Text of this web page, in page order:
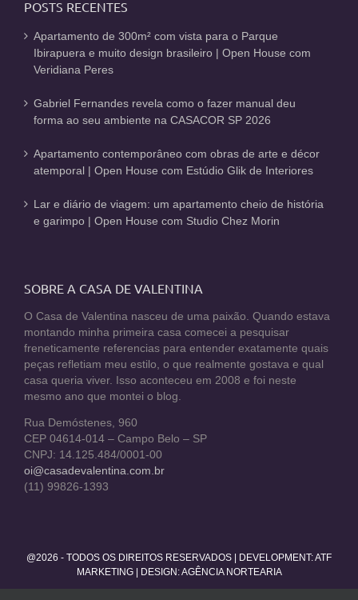
POSTS RECENTES
Apartamento de 300m² com vista para o Parque
Ibirapuera e muito design brasileiro | Open House com
Veridiana Peres
Gabriel Fernandes revela como o fazer manual deu
forma ao seu ambiente na CASACOR SP 2026
Apartamento contemporâneo com obras de arte e décor
atemporal | Open House com Estúdio Glik de Interiores
Lar e diário de viagem: um apartamento cheio de história
e garimpo | Open House com Studio Chez Morin
SOBRE A CASA DE VALENTINA
O Casa de Valentina nasceu de uma paixão. Quando estava
montando minha primeira casa comecei a pesquisar
freneticamente referencias para entender exatamente quais
peças refletiam meu estilo, o que realmente gostava e qual
casa queria viver. Isso aconteceu em 2008 e foi neste
mesmo ano que montei o blog.
Rua Demóstenes, 960
CEP 04614-014 – Campo Belo – SP
CNPJ: 14.125.484/0001-00
oi@casadevalentina.com.br
(11) 99826-1393
@2026 - TODOS OS DIREITOS RESERVADOS | DEVELOPMENT:ATF
MARKETING| DESIGN: AGÊNCIA NORTEARIA